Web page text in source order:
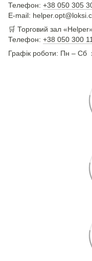
Телефон: +38 050 305
E-mail:
🛒 Торговий зал
Телефон: +38 050 300
Графік роботи: Пн – Сб